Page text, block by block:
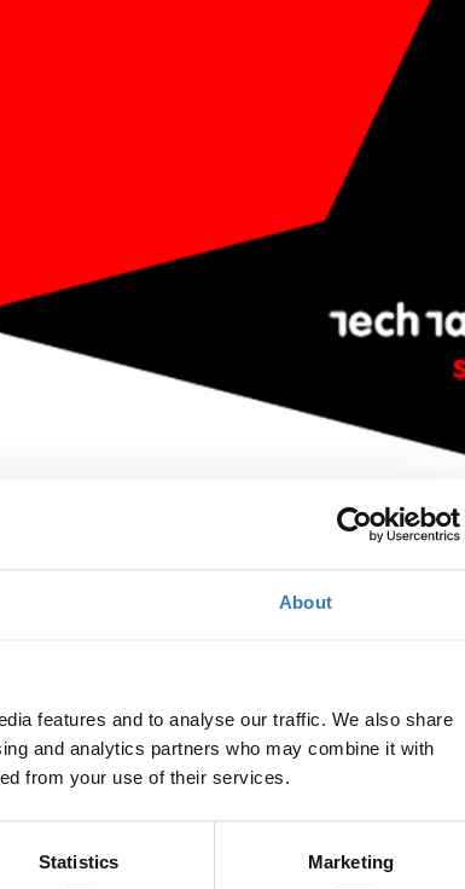
About
features and to analyse our traffic. We also share
and analytics partners who may combine it with
from your use of their services.
Statistics Marketing
οργανώσουμε
Προσθήκη στο ημερολόγιό σας
Πού;
Found.ation
Ευρυσθέως 2